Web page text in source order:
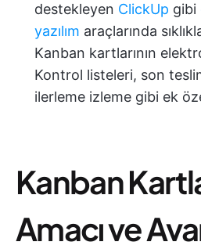
destekleyen ClickUp gibi
yazılım araçlarında
Kanban kartlarının
Kontrol listeleri, son
ilerleme izleme gibi ek
Kanban
Amacı ve